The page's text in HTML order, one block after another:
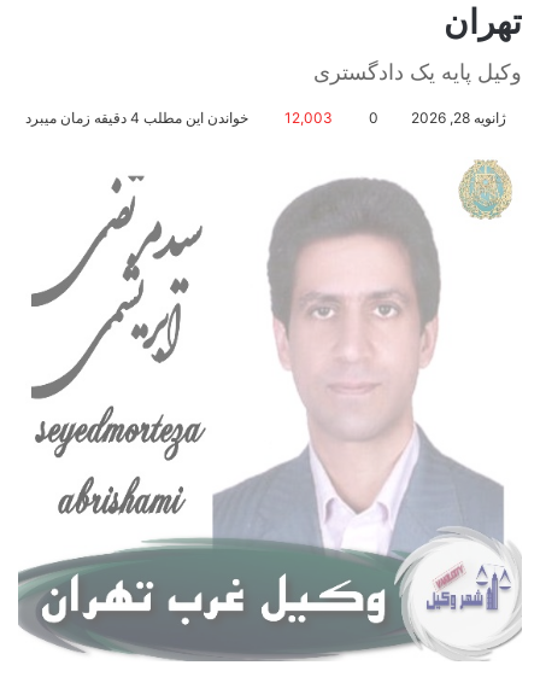
تهران
وکیل پایه یک دادگستری
ژانویه 28, 2026 0
12,003 خواندن این مطلب 4 دقیقه زمان میبرد